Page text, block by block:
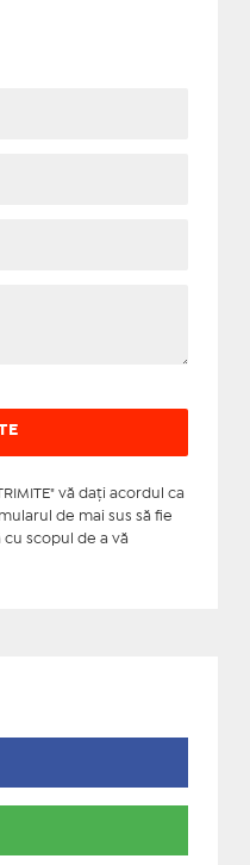
vă daţi acordul ca
de mai sus să fie
scopul de a vă